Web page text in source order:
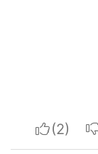
I